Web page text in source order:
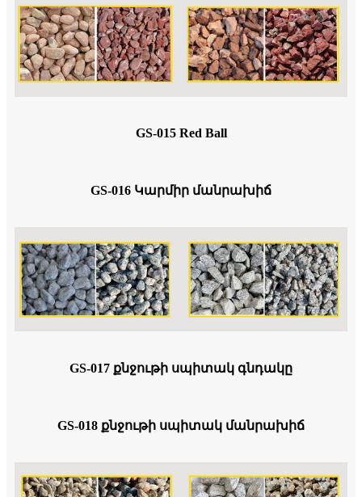
GS-015 Red Ball
GS-016 Կարմիր մանրախիճ
GS-017 քնջութի սպիտակ գնդակը
GS-018 քնջութի սպիտակ մանրախիճ